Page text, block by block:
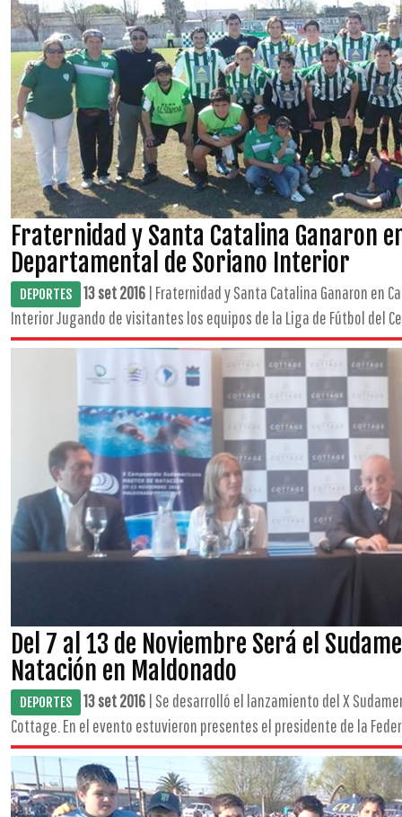
Fraternidad y Santa Catalina Ganaron
Departamental de Soriano Interior
DEPORTES 13 set 2016 | Fraternidad y Santa Catalina Ganaron en
Interior Jugando de visitantes los equipos de la Liga de Fútbol del
Del 7 al 13 de Noviembre Será el
Natación en Maldonado
DEPORTES 13 set 2016 | Se desarrolló el lanzamiento del X
Cottage. En el evento estuvieron presentes el presidente de la